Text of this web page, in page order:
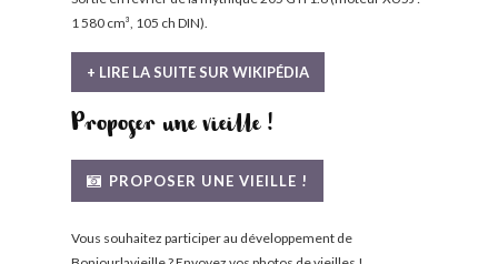
1 580 cm³, 105 ch DIN).
+ LIRE LA SUITE SUR WIKIPÉDIA
Proposer une vieille !
PROPOSER UNE VIEILLE !
Vous souhaitez participer au développement de